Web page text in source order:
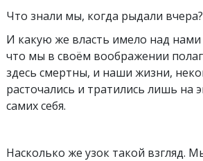
Что знали мы, когда рыдали вчера?
И какую же власть имело над
что мы в своём воображении
здесь смертны, и наши жизни,
расточались и тратились лишь на
самих себя.
Насколько же узок такой взгляд.